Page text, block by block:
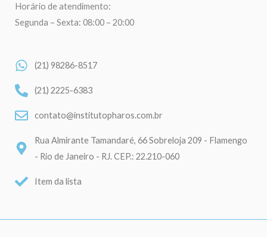
Horário de atendimento:
Segunda – Sexta: 08:00 – 20:00
(21) 98286-8517
(21) 2225-6383
contato@institutopharos.com.br
Rua Almirante Tamandaré, 66 Sobreloja 209 - Flamengo
- Rio de Janeiro - RJ. CEP.: 22.210-060
Item da lista